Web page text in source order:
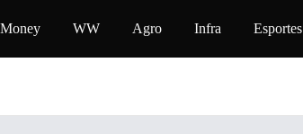
Money WW Agro Infra Esportes